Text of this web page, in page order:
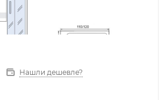
Нашли дешевле?